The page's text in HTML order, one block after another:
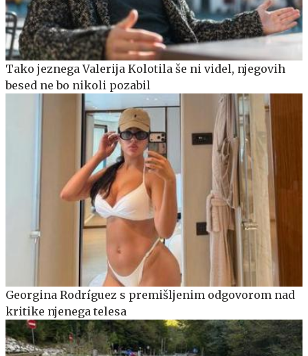
Tako jeznega Valerija Kolotila še ni videl, njegovih
besed ne bo nikoli pozabil
Georgina Rodríguez s premišljenim odgovorom nad
kritike njenega telesa